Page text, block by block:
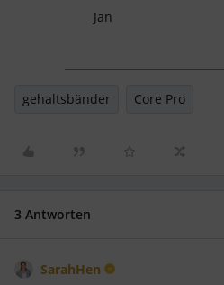
Jan
gehaltsbänder Core Pro
3 Antworten
SarahHen